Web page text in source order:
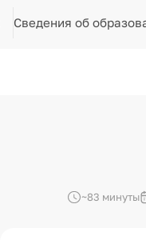
Сведения об
~83 минуты